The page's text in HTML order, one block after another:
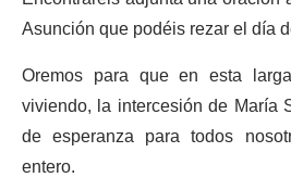
Asunción que podéis rezar el día
Oremos para que en esta
viviendo, la intercesión de María
de esperanza para todos
entero.